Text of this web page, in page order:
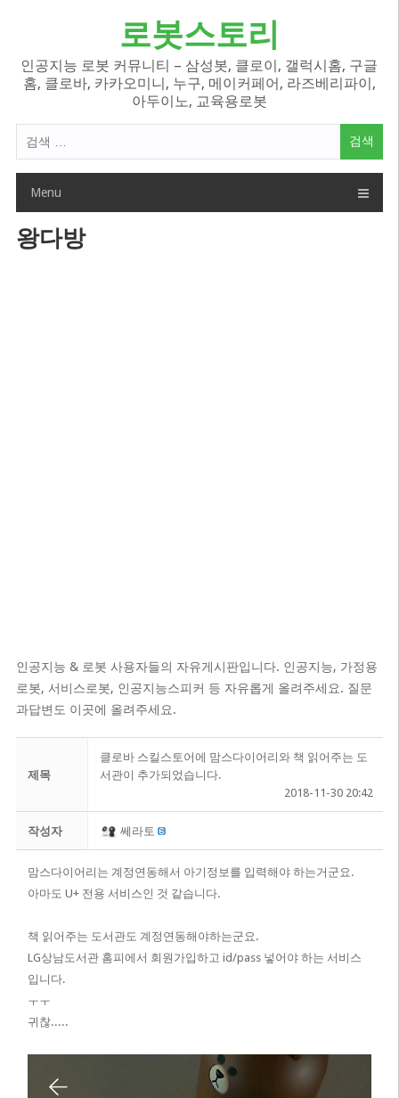
로봇스토리
인공지능 로봇 커뮤니티 – 삼성봇, 클로이, 갤럭시홈, 구글
홈, 클로바, 카카오미니, 누구, 메이커페어, 라즈베리파이,
아두이노, 교육용로봇
색
Menu
왕다방
인공지능 & 로봇 사용자들의 자유게시판입니다. 인공지능, 가정용
로봇, 서비스로봇, 인공지능스피커 등 자유롭게 올려주세요. 질문
과답변도 이곳에 올려주세요.
제목
클로바 스킬스토어에 맘스다이어리와 책 읽어주는 도
서관이 추가되었습니다.
2018-11-30 20:42
작성자 쎄라토
맘스다이어리는 계정연동해서 아기정보를 입력해야 하는거군요.
아마도 U+ 전용 서비스인 것 같습니다.
책 읽어주는 도서관도 계정연동해야하는군요.
LG상남도서관 홈피에서 회원가입하고 id/pass 넣어야 하는 서비스
입니다.
ㅜㅜ
귀찮.....